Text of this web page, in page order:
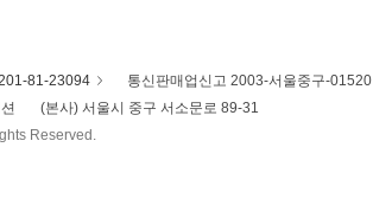
81-23094 통신판매업신고 2003-서울중구-01520
(본사) 서울시 중구 서소문로 89-31
Reserved.